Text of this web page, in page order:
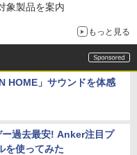
象製品を案内
もっと見る
HOME」サウンドを体感
過去最安! Anker注目プ
を使ってみた